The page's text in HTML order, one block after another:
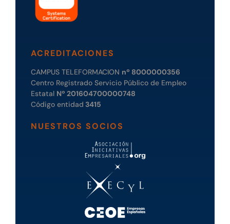
ACREDITACIONES
CAMPUS TELEFORMACION nº 8000000356
Centro Registrado Servicio Público de Empleo
Estatal Nº 201604700000748
Código entidad 3415
NUESTROS SOCIOS